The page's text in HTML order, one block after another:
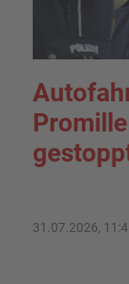
31.07.2026,